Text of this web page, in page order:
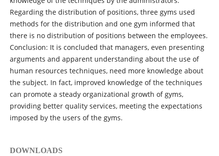
Regarding the distribution of positions, three gyms used
methods for the distribution and one gym informed that
there is no distribution of positions between the employees.
Conclusion: It is concluded that managers, even presenting
arguments and apparent understanding about the use of
human resources techniques, need more knowledge about
the subject. In fact, improved knowledge of the techniques
can promote a steady organizational growth of gyms,
providing better quality services, meeting the expectations
imposed by the users of the gyms.
DOWNLOADS